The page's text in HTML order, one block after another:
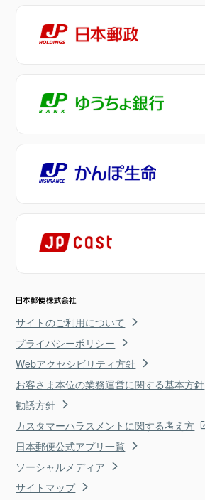
サイトのご利用について
プライバシーポリシー
Webアクセシビリティ方針
お客さま本位の業務運営に関する基本方針
勧誘方針
カスタマーハラスメントに関する考え方
日本郵便公式アプリ一覧
ソーシャルメディア
サイトマップ